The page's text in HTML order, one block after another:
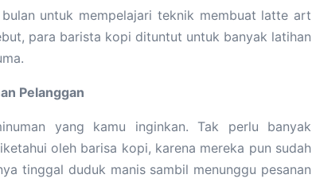
untuk mempelajari teknik membuat latte art
para barista kopi dituntut untuk banyak latihan
Pelanggan
yang kamu inginkan. Tak perlu banyak
oleh barisa kopi, karena mereka pun sudah
tinggal duduk manis sambil menunggu pesanan